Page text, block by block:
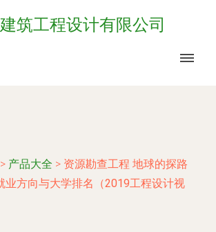
筑工程设计有限公司
> 产品大全 > 资源勘查工程 地球的探路
业方向与大学排名（2019工程设计视